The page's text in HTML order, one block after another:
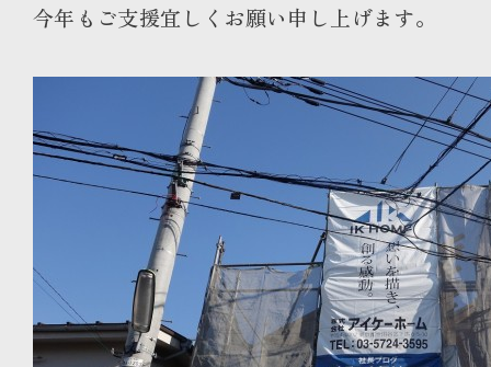
今年もご支援宜しくお願い申し上げます。